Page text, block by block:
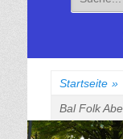
für:
Startseite »
Bal Folk